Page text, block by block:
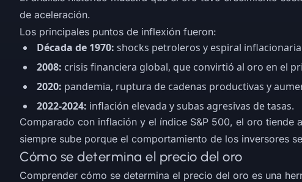
de aceleración.
Los principales puntos de inflexión fueron:
Década de 1970: shocks petroleros y espiral
2008: crisis financiera global, que convirtió al oro en el
2020: pandemia, ruptura de cadenas productivas y
2022-2024: inflación elevada y subas agresivas de tasas.
Comparado con inflación y el índice S&P 500, el oro tiende
siempre sube porque el comportamiento de los inversores
Cómo se determina el precio del oro
Comprender cómo se determina el precio del oro es una